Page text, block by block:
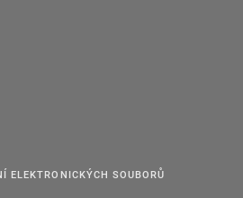
ELEKTRONICKÝCH SOUBORŮ